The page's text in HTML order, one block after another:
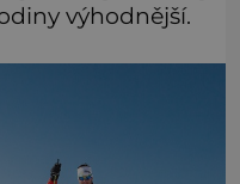
výhodnější.